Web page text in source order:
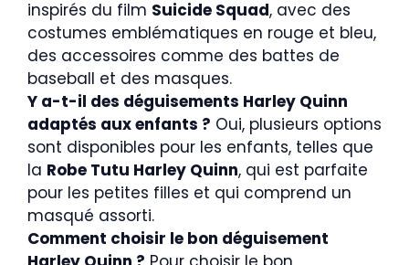
inspirés du film Suicide Squad, avec des
costumes emblématiques en rouge et bleu,
des accessoires comme des battes de
baseball et des masques.
Y a-t-il des déguisements Harley Quinn
adaptés aux enfants ? Oui, plusieurs options
sont disponibles pour les enfants, telles que
la Robe Tutu Harley Quinn, qui est parfaite
pour les petites filles et qui comprend un
masqué assorti.
Comment choisir le bon déguisement